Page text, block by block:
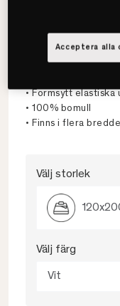
Tempur
Formsytt
• Formsytt elastiska
• 100% bomull
• Finns i flera
Välj storlek
Välj färg
Vit
Acceptera alla